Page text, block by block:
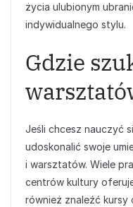
życia ulubionym
indywidualnego stylu.
Gdzie
Jeśli chcesz nauczyć
udoskonalić swoje
i warsztatów. Wiele
centrów kultury
również znaleźć kursy